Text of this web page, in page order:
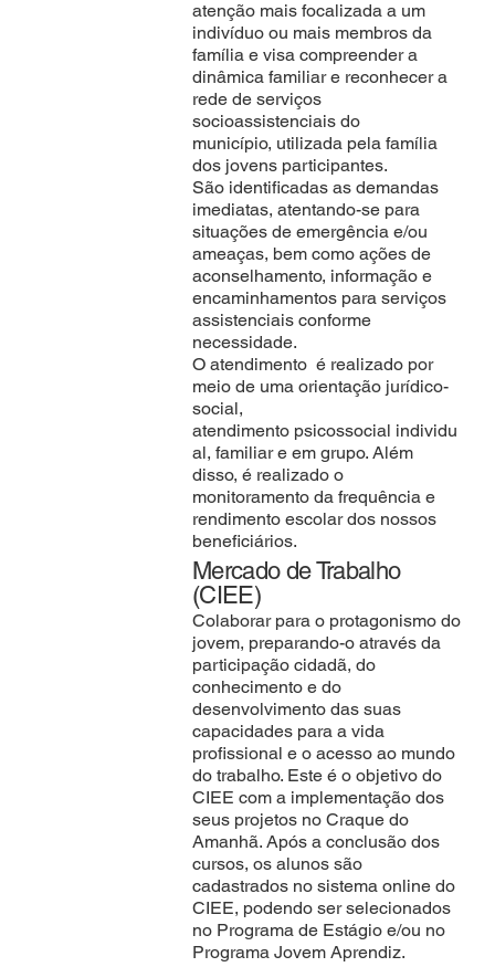
atenção mais focalizada a um
indivíduo ou mais membros da
família e visa compreender a
dinâmica familiar e reconhecer a
rede de serviços
socioassistenciais do
município, utilizada pela família
dos jovens participantes.
São identificadas as demandas
imediatas, atentando-se para
situações de emergência e/ou
ameaças, bem como ações de
aconselhamento, informação e
encaminhamentos para serviços
assistenciais conforme
necessidade.
O atendimento é realizado por
meio de uma orientação jurídico-
social,
atendimento psicossocial individu
al, familiar e em grupo. Além
disso, é realizado o
monitoramento da frequência e
rendimento escolar dos nossos
beneficiários.
Mercado de Trabalho
(CIEE)
Colaborar para o protagonismo do
jovem, preparando-o através da
participação cidadã, do
conhecimento e do
desenvolvimento das suas
capacidades para a vida
profissional e o acesso ao mundo
do trabalho. Este é o objetivo do
CIEE com a implementação dos
seus projetos no Craque do
Amanhã. Após a conclusão dos
cursos, os alunos são
cadastrados no sistema online do
CIEE, podendo ser selecionados
no Programa de Estágio e/ou no
Programa Jovem Aprendiz.